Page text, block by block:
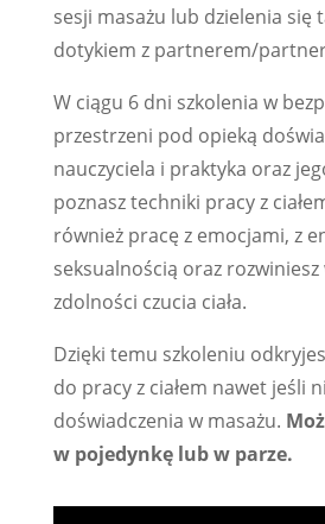
sesji masażu lub dzielenia się
dotykiem z partnerem/
W ciągu 6 dni szkolenia w
przestrzeni pod opieką
nauczyciela i praktyka oraz
poznasz techniki pracy z
również pracę z emocjami, z
seksualnością oraz rozwiniesz
zdolności czucia ciała.
Dzięki temu szkoleniu
do pracy z ciałem nawet jeśli
doświadczenia w masażu.
w pojedynkę lub w parze.